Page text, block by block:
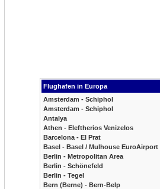
Flughafen in Europa
Amsterdam - Schiphol
Amsterdam - Schiphol
Antalya
Athen - Eleftherios Venizelos
Barcelona - El Prat
Basel - Basel / Mulhouse EuroAirport
Berlin - Metropolitan Area
Berlin - Schönefeld
Berlin - Tegel
Bern (Berne) - Bern-Belp